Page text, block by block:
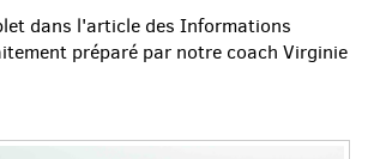
dans l'article des Informations
préparé par notre coach Virginie